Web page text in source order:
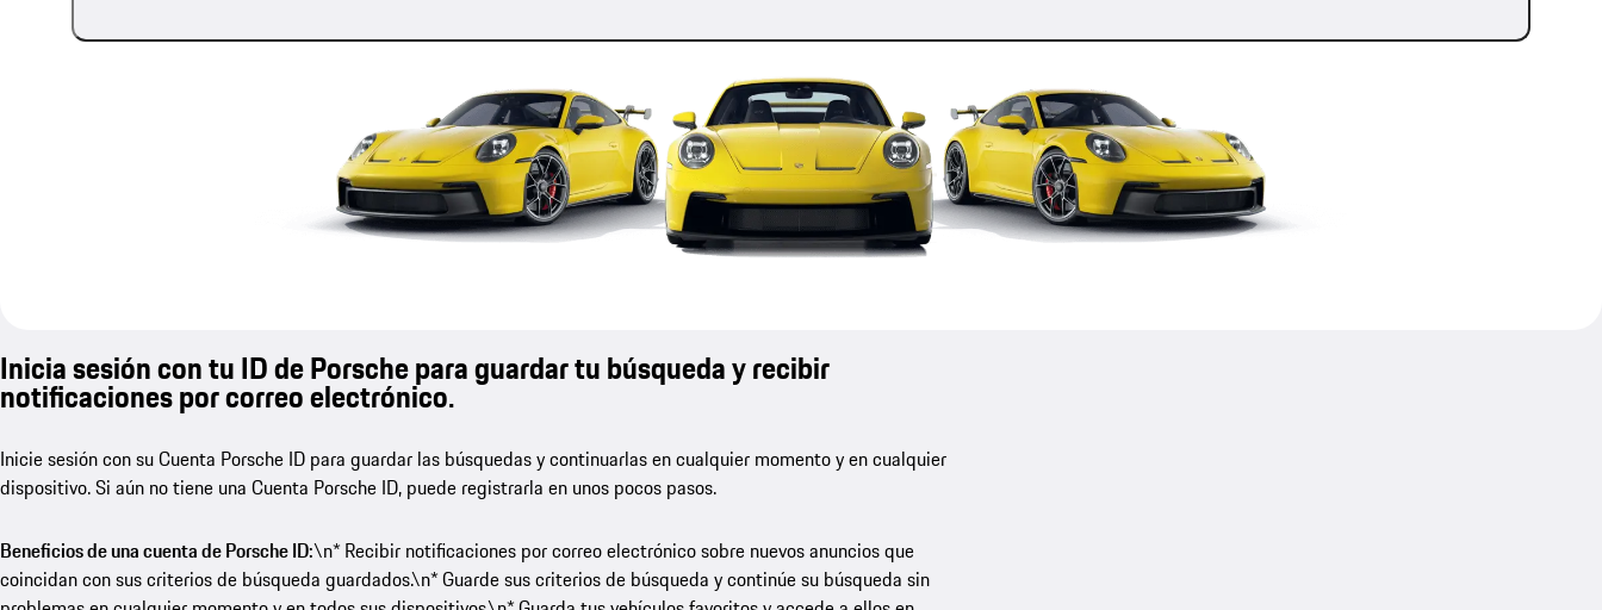
Inicia sesión con tu ID de Porsche para guardar tu búsqueda y recibir
notificaciones por correo electrónico.
Inicie sesión con su Cuenta Porsche ID para guardar las búsquedas y continuarlas en cualquier momento y en cualquier
dispositivo. Si aún no tiene una Cuenta Porsche ID, puede registrarla en unos pocos pasos.
Beneficios de una cuenta de Porsche ID:\n* Recibir notificaciones por correo electrónico sobre nuevos anuncios que
coincidan con sus criterios de búsqueda guardados.\n* Guarde sus criterios de búsqueda y continúe su búsqueda sin